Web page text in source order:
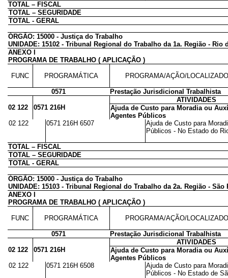
TOTAL – FISCAL
TOTAL – SEGURIDADE
TOTAL - GERAL
ÓRGÃO: 15000 - Justiça do Trabalho
UNIDADE: 15102 - Tribunal Regional do Trabalho da 1a. Região - Rio
ANEXO I
PROGRAMA DE TRABALHO ( APLICAÇÃO )
FUNC PROGRAMÁTICA PROGRAMA/AÇÃO/
0571
Prestação Jurisdicional Trabalhista
ATIVIDADES
02 122
0571 216H
Ajuda de Custo para Moradia ou
Agentes Públicos
02 122
0571 216H 6507
Ajuda de Custo para
Públicos - No Estado do
TOTAL – FISCAL
TOTAL – SEGURIDADE
TOTAL - GERAL
ÓRGÃO: 15000 - Justiça do Trabalho
UNIDADE: 15103 - Tribunal Regional do Trabalho da 2a. Região - São
ANEXO I
PROGRAMA DE TRABALHO ( APLICAÇÃO )
FUNC PROGRAMÁTICA PROGRAMA/AÇÃO/
0571
Prestação Jurisdicional Trabalhista
ATIVIDADES
02 122
0571 216H
Ajuda de Custo para Moradia ou
Agentes Públicos
02 122
0571 216H 6508
Ajuda de Custo para
Públicos - No Estado de